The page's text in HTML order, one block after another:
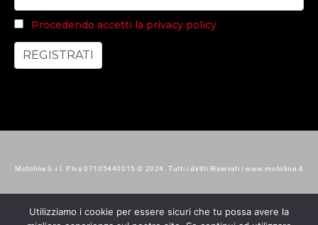
Procedendo accetti la privacy policy
Motoline S.r.l. P.Iva 07105440015 © 2024. Tutti i diritti Riservati | www.motoline.it
Utilizziamo i cookie per essere sicuri che tu possa avere la